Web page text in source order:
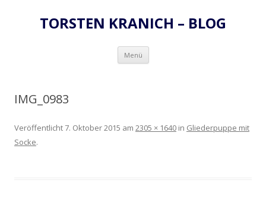
TORSTEN KRANICH – BLOG
Menü Zum
springen
IMG_0983
Veröffentlicht 7. Oktober 2015 am 2305 × 1640 in Gliederpuppe mit
Socke.